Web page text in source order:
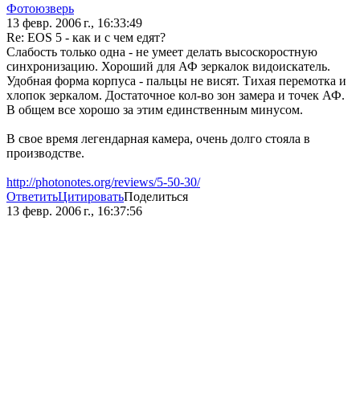
Фотоюзверь
13 февр. 2006 г., 16:33:49
Re: EOS 5 - как и с чем едят?
Слабость только одна - не умеет делать высоскоростную
синхронизацию. Хороший для АФ зеркалок видоискатель.
Удобная форма корпуса - пальцы не висят. Тихая перемотка и
хлопок зеркалом. Достаточное кол-во зон замера и точек АФ.
В общем все хорошо за этим единственным минусом.
В свое время легендарная камера, очень долго стояла в
производстве.
http://photonotes.org/reviews/5-50-30/
ОтветитьЦитироватьПоделиться
13 февр. 2006 г., 16:37:56